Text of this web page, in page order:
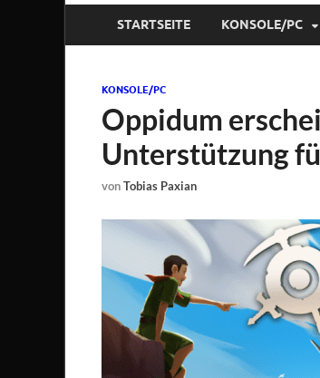
STARTSEITE KONSOLE/PC
KONSOLE/PC
Oppidum
Unterstützung
vonTobias Paxian